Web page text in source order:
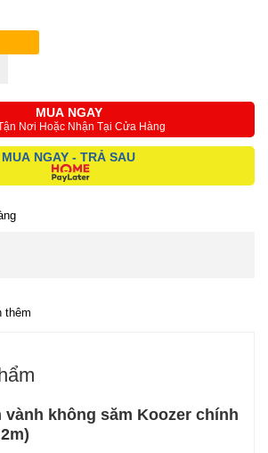
MUA NGAY
Nơi Hoặc Nhận Tại Cửa Hàng
MUA NGAY - TRẢ SAU
thêm
vành không săm Koozer chính